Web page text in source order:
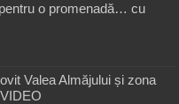
o promenadă… cu
Valea Almăjului și zona